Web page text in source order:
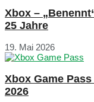
Xbox –
25 Jahre
19. Mai 2026
Xbox Game
2026